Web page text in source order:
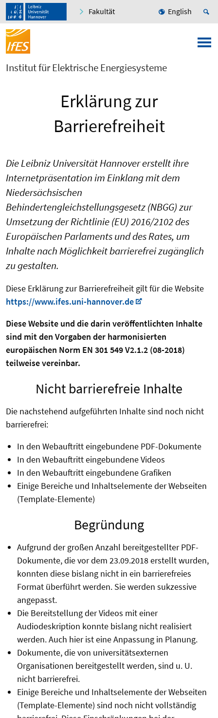
Fakultät English
Institut für Elektrische Energiesysteme
Erklärung zur
Barrierefreiheit
Die Leibniz Universität Hannover erstellt ihre
Internetpräsentation im Einklang mit dem
Niedersächsischen
Behindertengleichstellungsgesetz (NBGG) zur
Umsetzung der Richtlinie (EU) 2016/2102 des
Europäischen Parlaments und des Rates, um
Inhalte nach Möglichkeit barrierefrei zugänglich
zu gestalten.
Diese Erklärung zur Barrierefreiheit gilt für die Website
https://www.ifes.uni-hannover.de
Diese Website und die darin veröffentlichten Inhalte
sind mit den Vorgaben der harmonisierten
europäischen Norm EN 301 549 V2.1.2 (08-2018)
teilweise vereinbar.
Nicht barrierefreie Inhalte
Die nachstehend aufgeführten Inhalte sind noch nicht
barrierefrei:
In den Webauftritt eingebundene PDF-Dokumente
In den Webauftritt eingebundene Videos
In den Webauftritt eingebundene Grafiken
Einige Bereiche und Inhaltselemente der Webseiten
(Template-Elemente)
Begründung
Aufgrund der großen Anzahl bereitgestellter PDF-
Dokumente, die vor dem 23.09.2018 erstellt wurden,
konnten diese bislang nicht in ein barrierefreies
Format überführt werden. Sie werden sukzessive
angepasst.
Die Bereitstellung der Videos mit einer
Audiodeskription konnte bislang nicht realisiert
werden. Auch hier ist eine Anpassung in Planung.
Dokumente, die von universitätsexternen
Organisationen bereitgestellt werden, sind u. U.
nicht barrierefrei.
Einige Bereiche und Inhaltselemente der Webseiten
(Template-Elemente) sind noch nicht vollständig